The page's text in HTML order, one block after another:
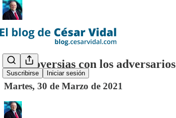
Suscribirse Iniciar sesión
Controversias con los adversarios
Martes, 30 de Marzo de 2021